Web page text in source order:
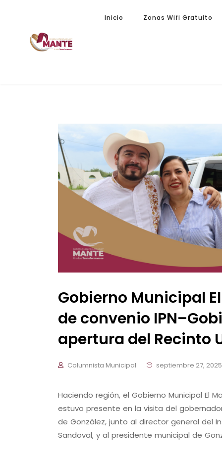
Inicio Zonas Wifi Gratuito
Gobierno Municipal
de convenio
apertura del Recinto
Columnista Municipal septiembre 27, 2025
Haciendo región, el Gobierno Municipal El
estuvo presente en la visita del
de González, junto al director general del
Sandoval, y al presidente municipal de